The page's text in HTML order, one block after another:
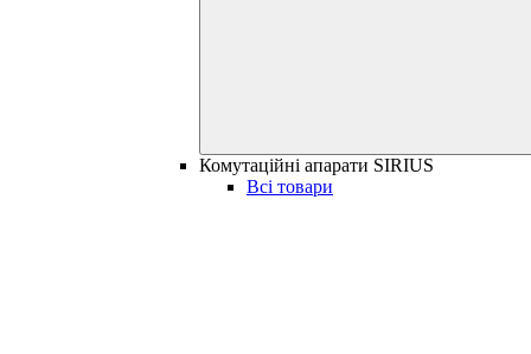
Комутаційні апарати SIRIUS
Всі товари